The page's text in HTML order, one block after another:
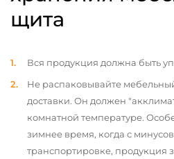
щита
Вся продукция должна быть
Не распаковывайте
доставки. Он должен
комнатной температуре.
зимнее время, когда с
транспортировке, продукция